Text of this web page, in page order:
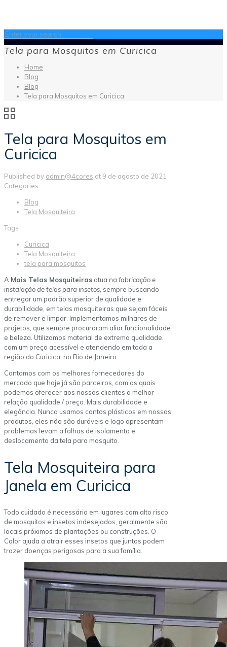
Tela para Mosquitos em Curicica
Home
Blog
Blog
Tela para Mosquitos em Curicica
Tela para Mosquitos em
Curicica
Published by admin@4cores at 9 de agosto de 2021
Categories
Blog
Tela Mosquiteira
Tags
Curicica
Tela Mosquiteira
tela para mosquitos
A Mais Telas Mosquiteiras atua na fabricação e
instalação de telas para insetos , sempre buscando
entregar um padrão superior de qualidade e
durabilidade, em telas mosquiteiras que sejam fáceis
de remover e limpar. Implementamos milhares de
projetos, que sempre procuraram aliar funcionalidade
e beleza. Utilizamos material de extrema qualidade,
com um preço acessível e atendendo em toda a
região do Curicica, no Rio de Janeiro.
Contamos com os melhores fornecedores do
mercado que hoje já são parceiros, com os quais
podemos oferecer aos nossos clientes a melhor
relação qualidade / preço. Mais durabilidade e
elegância. Nunca usamos cantos plásticos em nossos
produtos, eles não são duráveis e logo apresentam
problemas levam a falhas de isolamento e
deslocamento da tela para mosquito.
Tela Mosquiteira para
Janela em Curicica
Todo cuidado é necessário em lugares com alto risco
de mosquitos e insetos indesejados, geralmente são
locais próximos de plantações ou construções. O
Calor ajuda a atrair esses insetos que juntos podem
trazer doenças perigosas para a sua família.